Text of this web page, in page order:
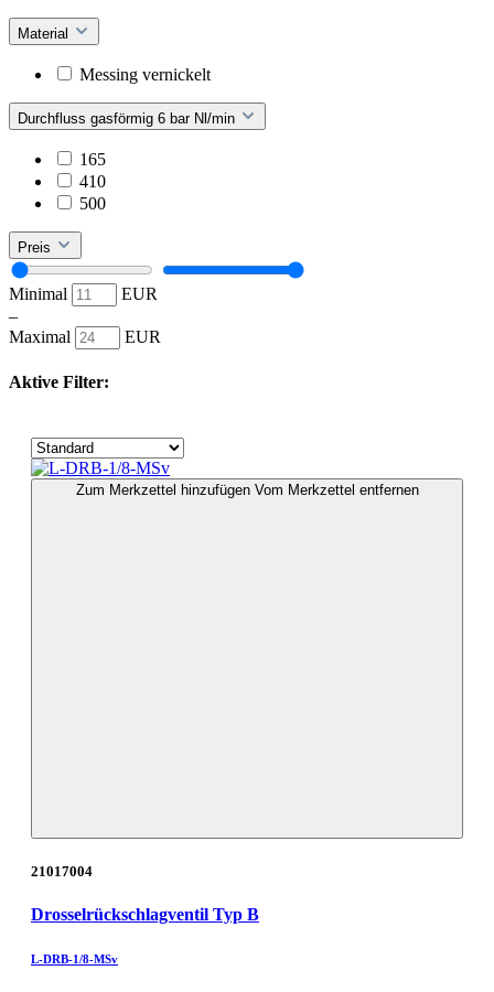
Material
Messing vernickelt
Durchfluss gasförmig 6 bar Nl/min
165
410
500
Preis
Minimal
EUR
–
Maximal
EUR
Aktive Filter:
Zum Merkzettel hinzufügen Vom Merkzettel entfernen
21017004
Drosselrückschlagventil Typ B
L-DRB-1/8-MSv